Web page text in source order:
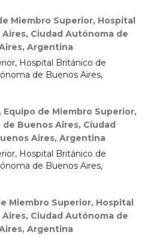
Miembro Superior, Hospital
Ciudad Autónoma de
Argentina
Hospital Británico de
de Buenos Aires,
Equipo de Miembro Superior,
Buenos Aires, Ciudad
Aires, Argentina
Hospital Británico de
de Buenos Aires,
Miembro Superior, Hospital
Ciudad Autónoma de
Argentina